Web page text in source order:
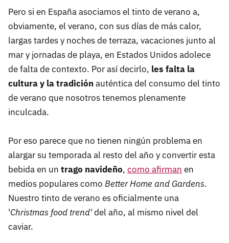
Pero si en España asociamos el tinto de verano a,
obviamente, el verano, con sus días de más calor,
largas tardes y noches de terraza, vacaciones junto al
mar y jornadas de playa, en Estados Unidos adolece
de falta de contexto. Por así decirlo, les falta la
cultura y la tradición auténtica del consumo del tinto
de verano que nosotros tenemos plenamente
inculcada.
Por eso parece que no tienen ningún problema en
alargar su temporada al resto del año y convertir esta
bebida en un trago navideño, como afirman en
medios populares como Better Home and Gardens.
Nuestro tinto de verano es oficialmente una
'Christmas food trend'del año, al mismo nivel del
caviar.